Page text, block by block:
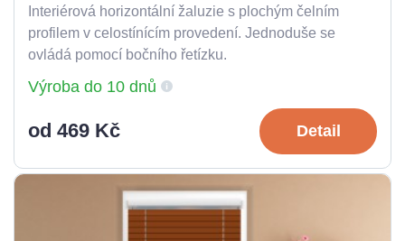
Interiérová horizontální žaluzie s plochým čelním
profilem v celostínícím provedení. Jednoduše se
ovládá pomocí bočního řetízku.
Výroba do 10 dnů
od 469 Kč Detail